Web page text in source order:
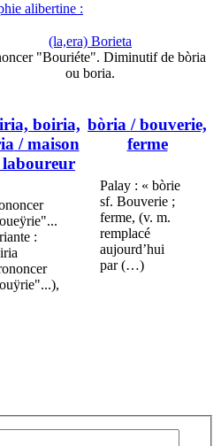
alibertine :
(la,era) Borieta
"Bouriéte". Diminutif de bòria
ou boria.
boiria,
/ maison
:
bòria / bouverie,
ferme
Palay : « bòrie
sf. Bouverie ;
ferme, (v. m.
remplacé
aujourd’hui
par (…)